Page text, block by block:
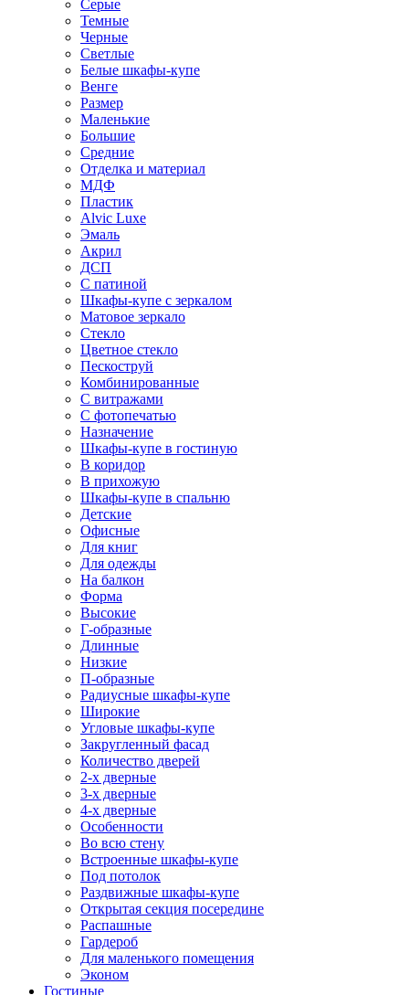
Серые
Темные
Черные
Светлые
Белые шкафы-купе
Венге
Размер
Маленькие
Большие
Средние
Отделка и материал
МДФ
Пластик
Alvic Luxe
Эмаль
Акрил
ДСП
С патиной
Шкафы-купе с зеркалом
Матовое зеркало
Стекло
Цветное стекло
Пескоструй
Комбинированные
С витражами
С фотопечатью
Назначение
Шкафы-купе в гостиную
В коридор
В прихожую
Шкафы-купе в спальню
Детские
Офисные
Для книг
Для одежды
На балкон
Форма
Высокие
Г-образные
Длинные
Низкие
П-образные
Радиусные шкафы-купе
Широкие
Угловые шкафы-купе
Закругленный фасад
Количество дверей
2-х дверные
3-х дверные
4-х дверные
Особенности
Во всю стену
Встроенные шкафы-купе
Под потолок
Раздвижные шкафы-купе
Открытая секция посередине
Распашные
Гардероб
Для маленького помещения
Эконом
Гостиные